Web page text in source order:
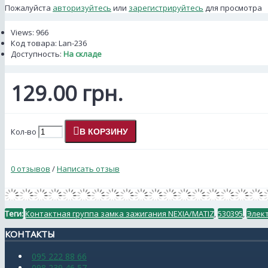
Пожалуйста авторизуйтесь или зарегистрируйтесь для просмотра
Views: 966
Код товара: Lan-236
Доступность: На складе
129.00 грн.
Кол-во В КОРЗИНУ
0 отзывов /Написать отзыв
Теги:Контактная группа замка зажигания NEXIA/MATIZ,530395,
КОНТАКТЫ
095 222 88 66